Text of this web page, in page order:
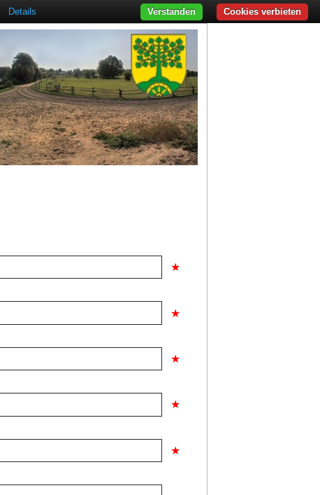
Details Cookies verbieten
Verstanden